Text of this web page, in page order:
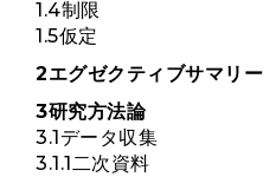
1.4制限
1.5仮定
2エグゼクティブサマリー
3研究方法論
3.1データ収集
3.1.1二次資料